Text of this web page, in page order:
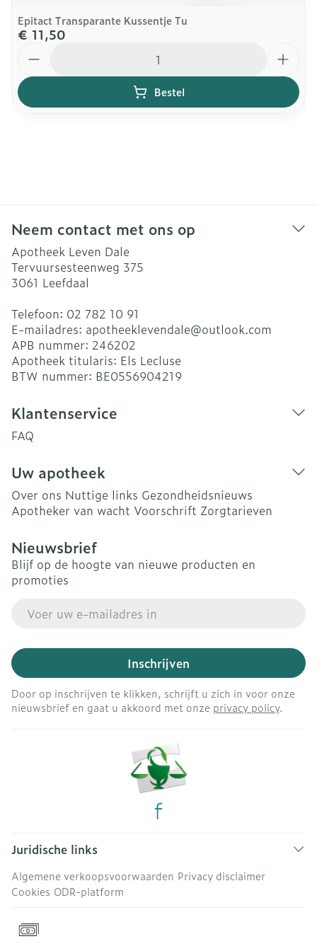
Epitact Transparante Kussentje Tu
€ 11,50
Bestel
Neem contact met ons op
Apotheek Leven Dale
Tervuursesteenweg 375
3061 Leefdaal
Telefoon: 02 782 10 91
E-mailadres: apotheeklevendale@outlook.com
APB nummer: 246202
Apotheek titularis: Els Lecluse
BTW nummer: BE0556904219
Klantenservice
FAQ
Uw apotheek
Over ons Nuttige links Gezondheidsnieuws
Apotheker van wacht Voorschrift Zorgtarieven
Nieuwsbrief
Blijf op de hoogte van nieuwe producten en
promoties
Inschrijven
Door op inschrijven te klikken, schrijft u zich in voor onze
nieuwsbrief en gaat u akkoord met onze privacy policy.
Juridische links
Algemene verkoopsvoorwaarden Privacy disclaimer
Cookies ODR-platform